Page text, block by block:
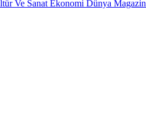
Ve Sanat Ekonomi Dünya Magazin